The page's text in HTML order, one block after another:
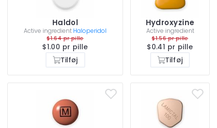
Haldol
Active ingredient Haloperidol
$1.64 pr pille
$1.00 pr pille
Tilføj
Hydroxyzine
Active ingredient
$1.56 pr pille
$0.41 pr pille
Tilføj